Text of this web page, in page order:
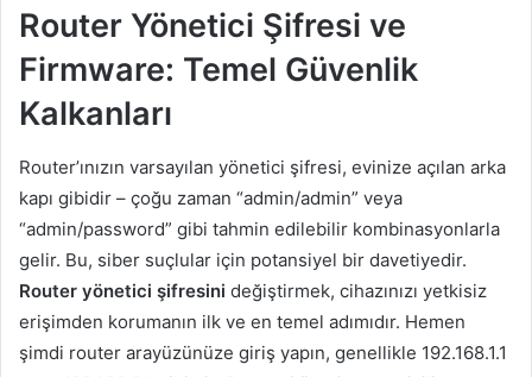
Router Yönetici Şifresi ve
Firmware: Temel Güvenlik
Kalkanları
Router’ınızın varsayılan yönetici şifresi, evinize açılan arka
kapı gibidir – çoğu zaman “admin/admin” veya
“admin/password” gibi tahmin edilebilir kombinasyonlarla
gelir. Bu, siber suçlular için potansiyel bir davetiyedir.
Router yönetici şifresini değiştirmek, cihazınızı yetkisiz
erişimden korumanın ilk ve en temel adımıdır. Hemen
şimdi router arayüzünüze giriş yapın, genellikle 192.168.1.1